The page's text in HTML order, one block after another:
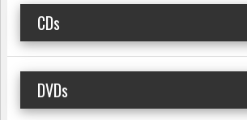
CDs
DVDs